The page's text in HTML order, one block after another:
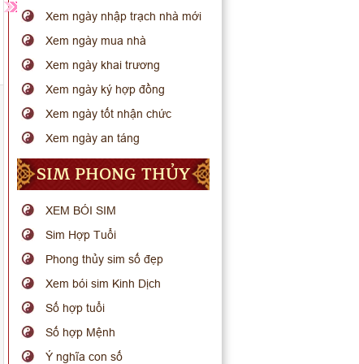
Xem ngày nhập trạch nhà mới
Xem ngày mua nhà
Xem ngày khai trương
Xem ngày ký hợp đồng
Xem ngày tốt nhận chức
Xem ngày an táng
SIM PHONG THỦY
XEM BÓI SIM
Sim Hợp Tuổi
Phong thủy sim số đẹp
Xem bói sim Kinh Dịch
Số hợp tuổi
Số hợp Mệnh
Ý nghĩa con số